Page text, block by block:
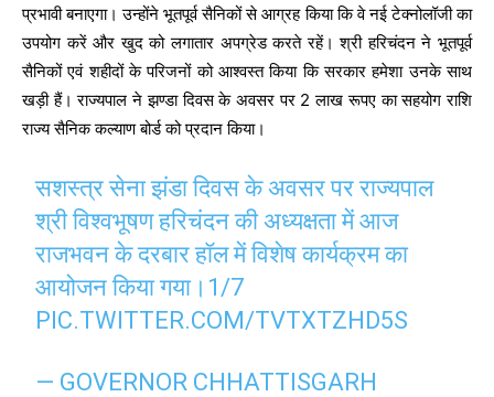
प्रभावी बनाएगा। उन्होंने भूतपूर्व सैनिकों से आग्रह किया कि वे नई टेक्नोलॉजी का
उपयोग करें और खुद को लगातार अपग्रेड करते रहें। श्री हरिचंदन ने भूतपूर्व
सैनिकों एवं शहीदों के परिजनों को आश्वस्त किया कि सरकार हमेशा उनके साथ
खड़ी हैं। राज्यपाल ने झण्डा दिवस के अवसर पर 2 लाख रूपए का सहयोग राशि
राज्य सैनिक कल्याण बोर्ड को प्रदान किया।
सशस्त्र सेना झंडा दिवस के अवसर पर राज्यपाल
श्री विश्वभूषण हरिचंदन की अध्यक्षता में आज
राजभवन के दरबार हॉल में विशेष कार्यक्रम का
आयोजन किया गया।1/7
PIC.TWITTER.COM/TVTXTZHD5S
— GOVERNOR CHHATTISGARH